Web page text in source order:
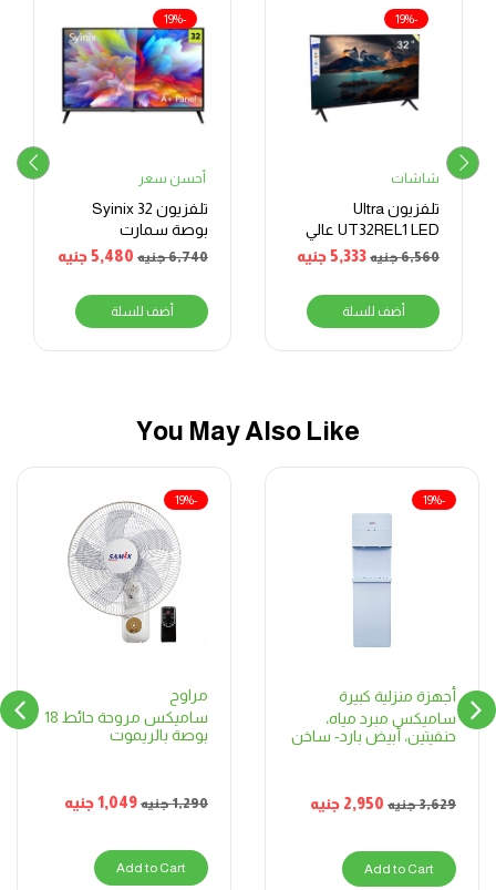
-19%
شاشات
تلفزيون Ultra
UT32REL1 LED عالي
الدقة بدون إطار
6,560جنيه 5,333جنيه
أضف للسلة
-19%
أحسن سعر
تلفزيون Syinix 32
بوصة سمارت
كاستHD – LED
6,740جنيه 5,480جنيه
أضف للسلة
You May Also Like
أجهزة منزلية كبيرة
ساميكس مبرد مياه،
حنفيتين، أبيض بارد- ساخن
3,629جنيه 2,950 جنيه
-19%
Add to Cart
مراوح
ساميكس مروحة حائط 18
بوصة بالريموت
1,290جنيه 1,049جنيه
-19%
Add to Cart